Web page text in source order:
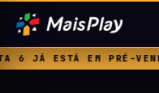
JÁ ESTÁ EM PRÉ-